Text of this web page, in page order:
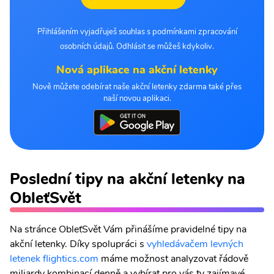
Přihlášením vyjadřuješ souhlas s podmínkami zpracování
osobních údajů. Odhlásit se můžeš kdykoliv.
Nová aplikace na akční letenky
Nově můžete odebírat naše akční letenky zdarma také přes
naší novou aplikaci.
Poslední tipy na akční letenky na
ObleťSvět
Na stránce ObleťSvět Vám přinášíme pravidelné tipy na
akční letenky. Díky spolupráci s vyhledávačem levných
letenek flightics.com máme možnost analyzovat řádově